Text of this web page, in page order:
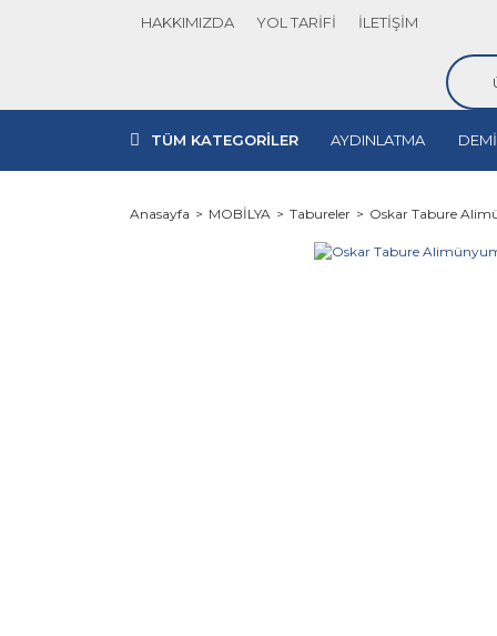
HAKKIMIZDA YOL TARİFİ İLETİŞİM
TÜM KATEGORİLER AYDINLATMA
Anasayfa MOBİLYA Tabureler Oskar Tabure